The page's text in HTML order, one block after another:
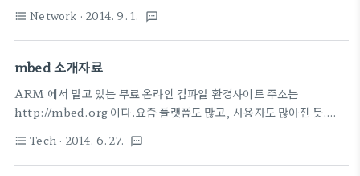
format_list_bulleted Network · 2014. 9. 1. textsms
mbed 소개자료
ARM 에서 밀고 있는 무료 온라인 컴파일 환경사이트 주소는
http://mbed.org 이다.요즘 플랫폼도 많고, 사용자도 많아진 듯.
는 환경이다.난 간단한 "Hello World" 수준의 프로그램밖엔 못해봤
지만.많이 자동화 되어 있고, 라이브러리도 많이 있다. 한글자료로 찾아
format_list_bulleted Tech · 2014. 6. 27. textsms